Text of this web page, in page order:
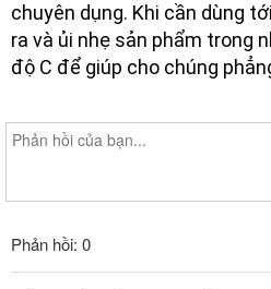
chuyên dụng. Khi cần dùng
ra và ủi nhẹ sản phẩm trong
độ C để giúp cho chúng
Phản hồi: 0